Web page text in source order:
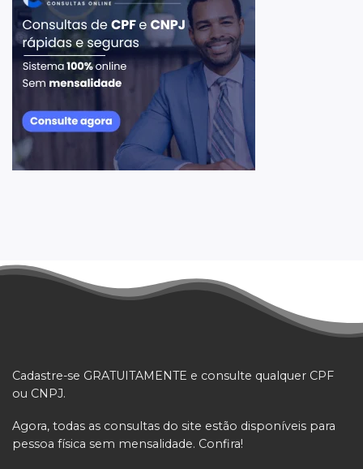
Cadastre-se GRATUITAMENTE e consulte qualquer CPF
ou CNPJ.
Agora, todas as consultas do site estão disponíveis para
pessoa física sem mensalidade. Confira!